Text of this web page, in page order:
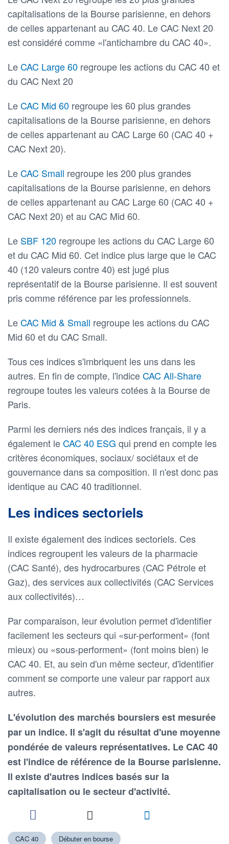
capitalisations de la Bourse parisienne, en dehors
de celles appartenant au CAC 40. Le CAC Next 20
est considéré comme «l'antichambre du CAC 40».
LeCAC Large 60 regroupe les actions du CAC 40 et
du CAC Next 20
LeCAC Mid 60 regroupe les 60 plus grandes
capitalisations de la Bourse parisienne, en dehors
de celles appartenant au CAC Large 60 (CAC 40 +
CAC Next 20).
LeCAC Small regroupe les 200 plus grandes
capitalisations de la Bourse parisienne, en dehors
de celles appartenant au CAC Large 60 (CAC 40 +
CAC Next 20) et au CAC Mid 60.
Le SBF 120 regroupe les actions du CAC Large 60
et du CAC Mid 60. Cet indice plus large que le CAC
40 (120 valeurs contre 40) est jugé plus
représentatif de la Bourse parisienne. Il est souvent
pris comme référence par les professionnels.
LeCAC Mid & Small regroupe les actions du CAC
Mid 60 et du CAC Small.
Tous ces indices s'imbriquent les uns dans les
autres. En fin de compte, l'indiceCAC All-Share
regroupe toutes les valeurs cotées à la Bourse de
Paris.
Parmi les derniers nés des indices français, il y a
également leCAC 40 ESG qui prend en compte les
critères économiques, sociaux/ sociétaux et de
gouvernance dans sa composition. Il n'est donc pas
identique au CAC 40 traditionnel.
Les indices sectoriels
Il existe également des indices sectoriels. Ces
indices regroupent les valeurs de la pharmacie
(CAC Santé), des hydrocarbures (CAC Pétrole et
Gaz), des services aux collectivités (CAC Services
aux collectivités)…
Par comparaison, leur évolution permet d'identifier
facilement les secteurs qui «sur-performent» (font
mieux) ou «sous-performent» (font moins bien) le
CAC 40. Et, au sein d'un même secteur, d'identifier
comment se comporte une valeur par rapport aux
autres.
L'évolution des marchés boursiers est mesurée
par un indice. Il s'agit du résultat d'une moyenne
pondérée de valeurs représentatives. Le CAC 40
est l'indice de référence de la Bourse parisienne.
Il existe d'autres indices basés sur la
capitalisation ou le secteur d'activité.
CAC 40 Débuter en bourse